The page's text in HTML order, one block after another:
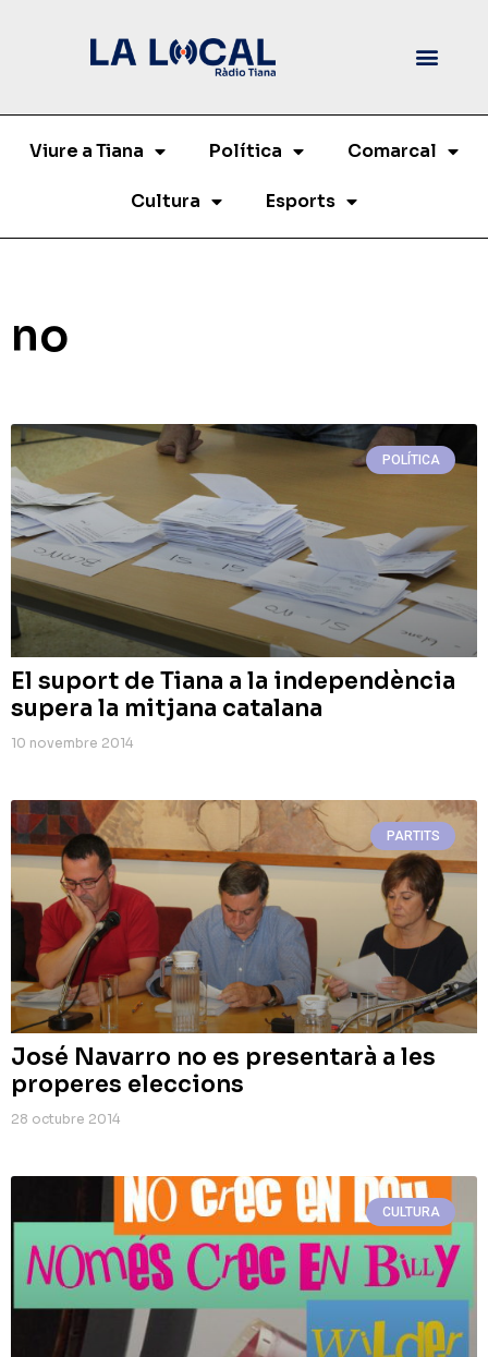
Viure a Tiana Política Comarcal
Cultura Esports
no
POLÍTICA
El suport de Tiana a la independència
supera la mitjana catalana
10 novembre 2014
PARTITS
José Navarro no es presentarà a les
properes eleccions
28 octubre 2014
CULTURA